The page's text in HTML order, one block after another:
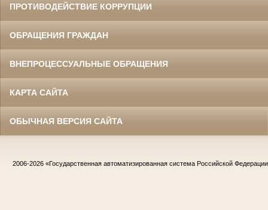
ПРОТИВОДЕЙСТВИЕ КОРРУПЦИИ
ОБРАЩЕНИЯ ГРАЖДАН
ВНЕПРОЦЕССУАЛЬНЫЕ ОБРАЩЕНИЯ
КАРТА САЙТА
ОБЫЧНАЯ ВЕРСИЯ САЙТА
2006-2026 «Государственная автоматизированная система Российской